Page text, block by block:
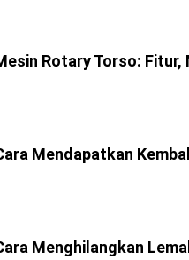
Rotary Torso:
Mendapatkan
Menghilangkan